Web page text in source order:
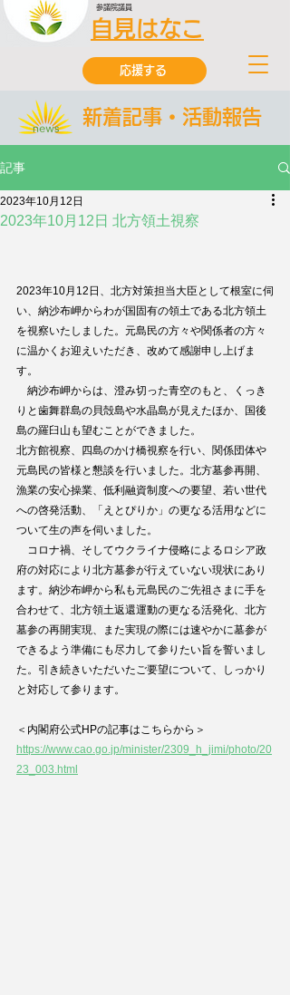
自見はなこ
参議院議員
応援する
新着記事・活動報告
記事
2023年10月12日 北方領土視察
2023年10月12日
2023年10月12日、北方対策担当大臣として根室に伺
い、納沙布岬からわが国固有の領土である北方領土
を視察いたしました。元島民の方々や関係者の方々
に温かくお迎えいただき、改めて感謝申し上げま
す。
納沙布岬からは、澄み切った青空のもと、くっき
りと歯舞群島の貝殻島や水晶島が見えたほか、国後
島の羅臼山も望むことができました。
北方館視察、四島のかけ橋視察を行い、関係団体や
元島民の皆様と懇談を行いました。北方墓参再開、
漁業の安心操業、低利融資制度への要望、若い世代
への啓発活動、「えとぴりか」の更なる活用などに
ついて生の声を伺いました。
コロナ禍、そしてウクライナ侵略によるロシア政
府の対応により北方墓参が行えていない現状にあり
ます。納沙布岬から私も元島民のご先祖さまに手を
合わせて、北方領土返還運動の更なる活発化、北方
墓参の再開実現、また実現の際には速やかに墓参が
できるよう準備にも尽力して参りたい旨を誓いまし
た。引き続きいただいたご要望について、しっかり
と対応して参ります。
＜内閣府公式HPの記事はこちらから＞
https://www.cao.go.jp/minister/2309_h_jimi/photo/20
23_003.html